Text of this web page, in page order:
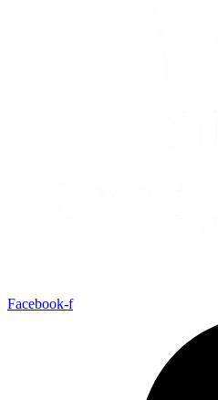
Facebook-f